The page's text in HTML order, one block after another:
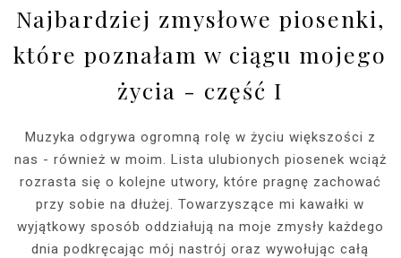
Najbardziej zmysłowe piosenki,
które poznałam w ciągu mojego
życia - część I
Muzyka odgrywa ogromną rolę w życiu większości z
nas - również w moim. Lista ulubionych piosenek wciąż
rozrasta się o kolejne utwory, które pragnę zachować
przy sobie na dłużej. Towarzyszące mi kawałki w
wyjątkowy sposób oddziałują na moje zmysły każdego
dnia podkręcając mój nastrój oraz wywołując całą